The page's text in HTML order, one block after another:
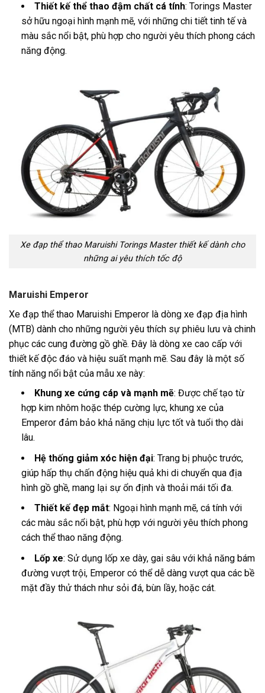
Thiết kế thể thao đậm chất cá tính: Torings Master
sở hữu ngoại hình mạnh mẽ, với những chi tiết tinh tế và
màu sắc nổi bật, phù hợp cho người yêu thích phong cách
năng động.
Xe đạp thể thao Maruishi Torings Master thiết kế dành cho
những ai yêu thích tốc độ
Maruishi Emperor
Xe đạp thể thao Maruishi Emperor là dòng xe đạp địa hình
(MTB) dành cho những người yêu thích sự phiêu lưu và chinh
phục các cung đường gồ ghề. Đây là dòng xe cao cấp với
thiết kế độc đáo và hiệu suất mạnh mẽ. Sau đây là một số
tính năng nổi bật của mẫu xe này:
Khung xe cứng cáp và mạnh mẽ: Được chế tạo từ
hợp kim nhôm hoặc thép cường lực, khung xe của
Emperor đảm bảo khả năng chịu lực tốt và tuổi thọ dài
lâu.
Hệ thống giảm xóc hiện đại: Trang bị phuộc trước,
giúp hấp thụ chấn động hiệu quả khi di chuyển qua địa
hình gồ ghề, mang lại sự ổn định và thoải mái tối đa.
Thiết kế đẹp mắt: Ngoại hình mạnh mẽ, cá tính với
các màu sắc nổi bật, phù hợp với người yêu thích phong
cách thể thao năng động.
Lốp xe: Sử dụng lốp xe dày, gai sâu với khả năng bám
đường vượt trội, Emperor có thể dễ dàng vượt qua các bề
mặt đầy thử thách như sỏi đá, bùn lầy, hoặc cát.